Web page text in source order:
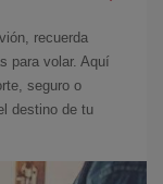
recuerda
para volar. Aquí
seguro o
destino de tu